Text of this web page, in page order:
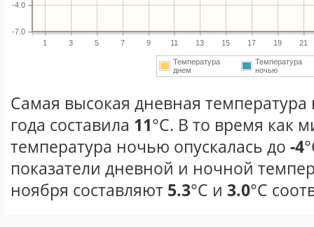
1 3 5 7 9 11 13 15 17 19 21
-7.0
-4.0
Температура
днем
Температура
ночью
Самая высокая дневная температура
года составила 11°С. В то время как
температура ночью опускалась до -4
показатели дневной и ночной
ноября составляют 5.3°С и 3.0°С